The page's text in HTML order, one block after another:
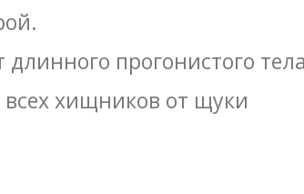
прогонистого
хищников от щуки